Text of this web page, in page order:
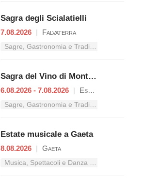
Sagra degli Scialatielli
7.08.2026 | Falvaterra
Sagre, Gastronomia e Tradizioni nel Lazio
Sagra del Vino di Monticelli
6.08.2026 - 7.08.2026 | Esperia
Sagre, Gastronomia e Tradizioni nel Lazio
Estate musicale a Gaeta
8.08.2026 | Gaeta
Musica, Spettacoli e Danza nel Lazio